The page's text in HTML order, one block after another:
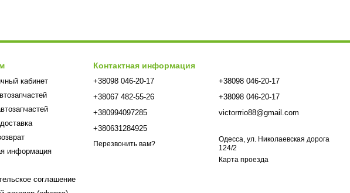
кабинет
информация
соглашение
Контактная информация
+38098 046-20-17
+38067 482-55-26
+380994097285
+380631284925
Перезвонить вам?
+38098 046-20-17
+38098 046-20-17
victorrrio88@gmail.com
Одесса, ул. Николаевская дорога
124/2
Карта проезда